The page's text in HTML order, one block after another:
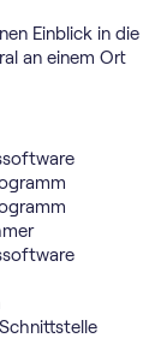
Einblick in die
an einem Ort